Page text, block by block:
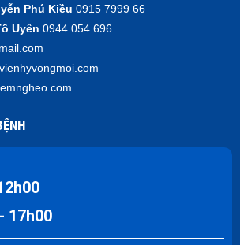
Phú Kiều 0915 7999 66
Uyên 0944 054 696
17h00